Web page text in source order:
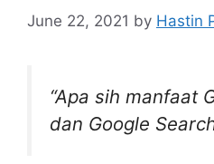
June 22, 2021 by Hastin
“Apa sih manfaat
dan Google